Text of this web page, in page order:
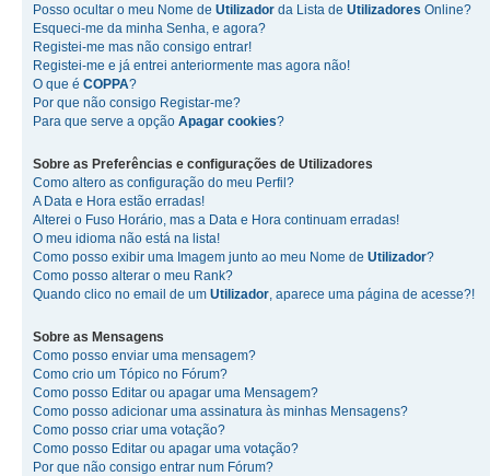
Posso ocultar o meu Nome de Utilizador da Lista de Utilizadores Online?
Esqueci-me da minha Senha, e agora?
Registei-me mas não consigo entrar!
Registei-me e já entrei anteriormente mas agora não!
O que é COPPA?
Por que não consigo Registar-me?
Para que serve a opção Apagar cookies?
Sobre as Preferências e configurações de Utilizadores
Como altero as configuração do meu Perfil?
A Data e Hora estão erradas!
Alterei o Fuso Horário, mas a Data e Hora continuam erradas!
O meu idioma não está na lista!
Como posso exibir uma Imagem junto ao meu Nome de Utilizador?
Como posso alterar o meu Rank?
Quando clico no email de um Utilizador, aparece uma página de acesse?!
Sobre as Mensagens
Como posso enviar uma mensagem?
Como crio um Tópico no Fórum?
Como posso Editar ou apagar uma Mensagem?
Como posso adicionar uma assinatura às minhas Mensagens?
Como posso criar uma votação?
Como posso Editar ou apagar uma votação?
Por que não consigo entrar num Fórum?